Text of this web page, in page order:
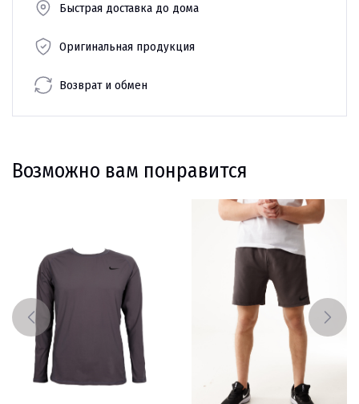
Быстрая доставка до дома
Оригинальная продукция
Возврат и обмен
Возможно вам понравится